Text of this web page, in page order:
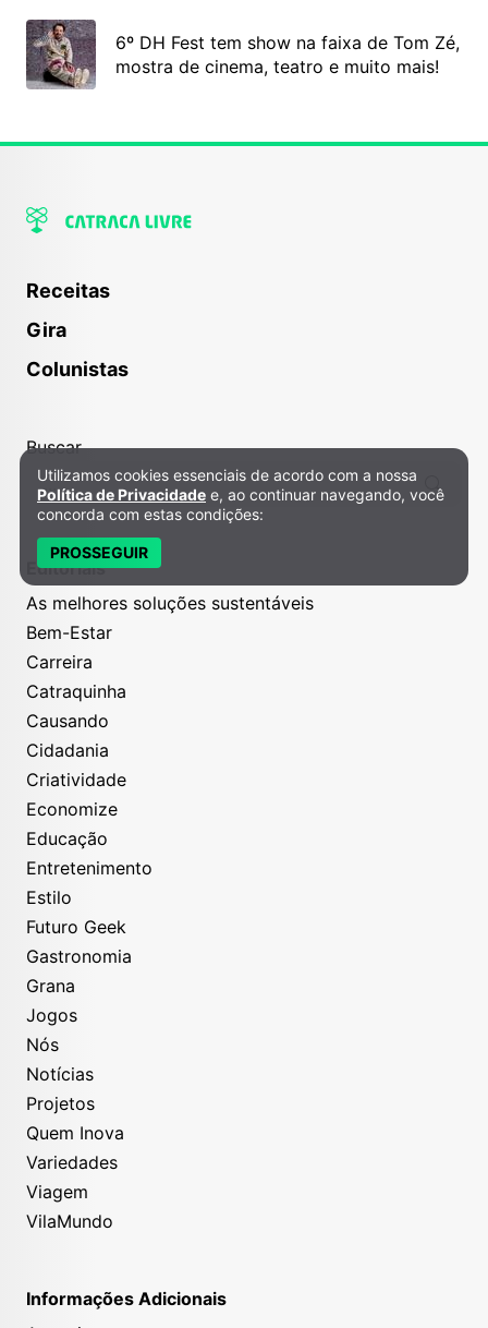
6º DH Fest tem show na faixa de Tom Zé,
mostra de cinema, teatro e muito mais!
Receitas
Gira
Colunistas
Buscar
Editoriais
As melhores soluções sustentáveis
Bem-Estar
Carreira
Catraquinha
Causando
Cidadania
Criatividade
Economize
Educação
Entretenimento
Estilo
Futuro Geek
Gastronomia
Grana
Jogos
Nós
Notícias
Projetos
Quem Inova
Variedades
Viagem
VilaMundo
Informações Adicionais
Política de Privacidade e Cookies
Utilizamos cookies essenciais de acordo com a nossa
Política de Privacidade e, ao continuar navegando, você
concorda com estas condições:
PROSSEGUIR